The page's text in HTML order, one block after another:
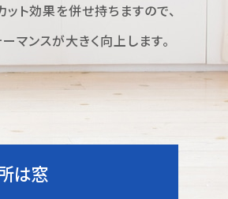
ト効果を併せ持ちますので、
マンスが⼤きく向上します。
は窓